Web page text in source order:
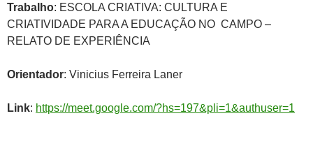
Trabalho: ESCOLA CRIATIVA: CULTURA E
CRIATIVIDADE PARA A EDUCAÇÃO NO CAMPO –
RELATO DE EXPERIÊNCIA
Orientador: Vinicius Ferreira Laner
Link: https://meet.google.com/?hs=197&pli=1&authuser=1